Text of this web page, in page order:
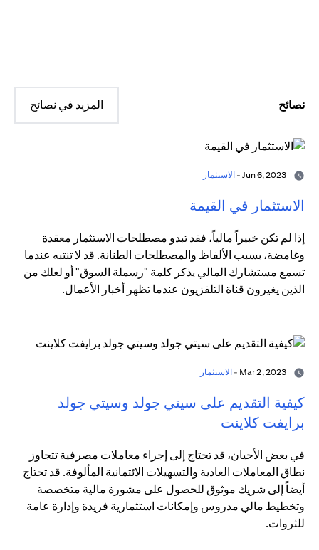
نصائح المزيد في نصائح
الاستثمار
الاستثمار في القيمة
إذا لم تكن خبيراً مالياً، فقد تبدو مصطلحات الاستثمار معقدة
وغامضة، بسبب الألفاظ والمصطلحات الطنانة. قد لا تنتبه عندما
تسمع مستشارك المالي يذكر كلمة "رسملة السوق" أو لعلك من
الذين يغيرون قناة التلفزيون عندما تظهر أخبار الأعمال.
الاستثمار
كيفية التقديم على سيتي جولد وسيتي جولد
برايفت كلاينت
في بعض الأحيان، قد تحتاج إلى إجراء معاملات مصرفية تتجاوز
نطاق المعاملات العادية والتسهيلات الائتمانية المألوفة. قد تحتاج
أيضاً إلى شريك موثوق للحصول على مشورة مالية متخصصة
وتخطيط مالي مدروس وإمكانات استثمارية فريدة وإدارة عامة
للثروات.